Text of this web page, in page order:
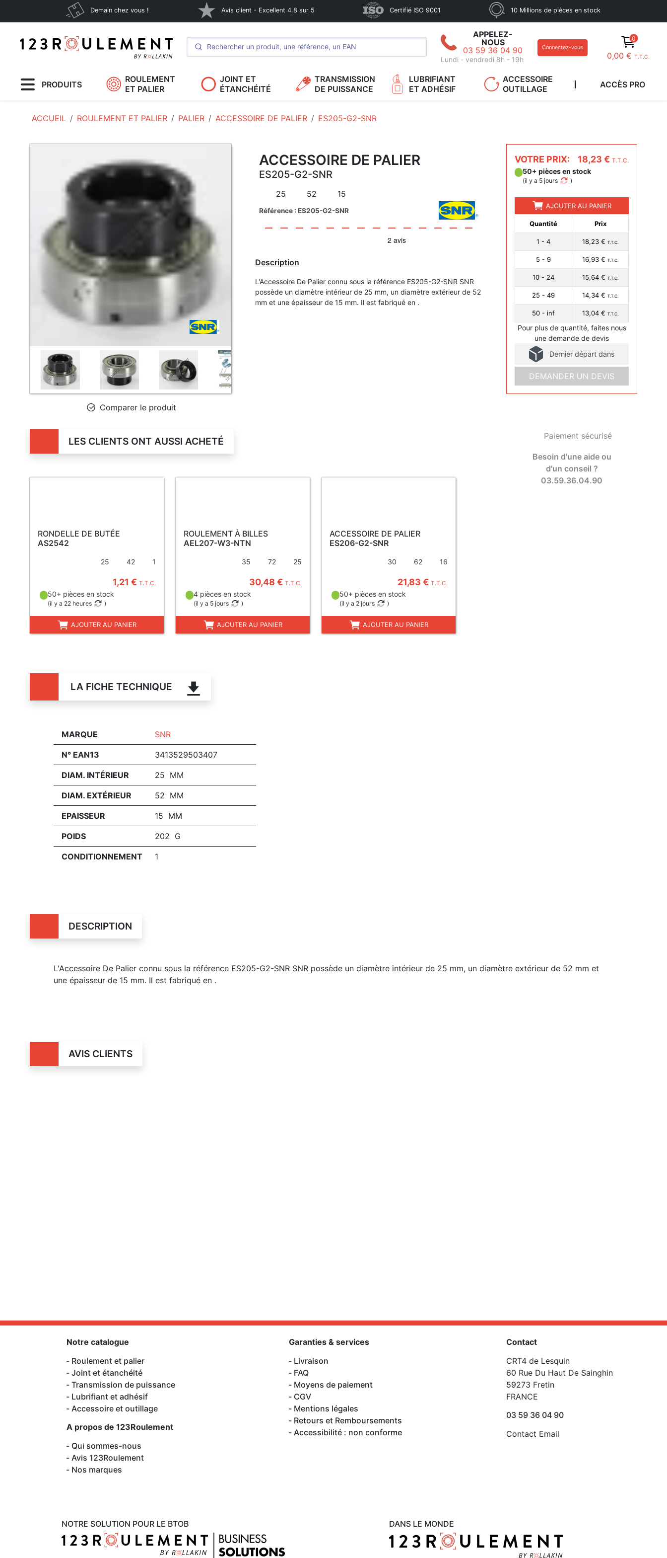
Demain chez vous ! Avis client - Excellent 4.8 sur 5 Certifié ISO 9001 10 Millions de pièces en stock
APPELEZ-
NOUS
03 59 36 04 90
Lundi - vendredi 8h - 19h
Connectez-vous
0
0,00 € T.T.C.
PRODUITS
ROULEMENT
ET PALIER
JOINT ET
ÉTANCHÉITÉ
TRANSMISSION
DE PUISSANCE
LUBRIFIANT
ET ADHÉSIF
ACCESSOIRE
OUTILLAGE
ACCÈS PRO
ACCUEIL ROULEMENT ET PALIER PALIER ACCESSOIRE DE PALIER ES205-G2-SNR
Comparer le produit
ACCESSOIRE DE PALIER
ES205-G2-SNR
25 52 15
Référence : ES205-G2-SNR
Description
L'Accessoire De Palier connu sous la référence ES205-G2-SNR SNR
possède un diamètre intérieur de 25 mm, un diamètre extérieur de 52
mm et une épaisseur de 15 mm. Il est fabriqué en .
VOTRE PRIX: 18,23 € T.T.C.
50+ pièces en stock
(il y a 5 jours )
AJOUTER AU PANIER
Quantité Prix
1 - 4 18,23 € T.T.C.
5 - 9 16,93 € T.T.C.
10 - 24 15,64 € T.T.C.
25 - 49 14,34 € T.T.C.
50 - inf 13,04 € T.T.C.
Pour plus de quantité, faites nous
une demande de devis
Dernier départ dans
DEMANDER UN DEVIS
Paiement sécurisé
Besoin d'une aide ou
d'un conseil ?
03.59.36.04.90
LES CLIENTS ONT AUSSI ACHETÉ
RONDELLE DE BUTÉE
AS2542
25 42 1
1,21 € T.T.C.
50+ pièces en stock
(il y a 22 heures )
AJOUTER AU PANIER
ROULEMENT À BILLES
AEL207-W3-NTN
35 72 25
30,48 € T.T.C.
4 pièces en stock
(il y a 5 jours )
AJOUTER AU PANIER
ACCESSOIRE DE PALIER
ES206-G2-SNR
30 62 16
21,83 € T.T.C.
50+ pièces en stock
(il y a 2 jours )
AJOUTER AU PANIER
LA FICHE TECHNIQUE
MARQUE SNR
N° EAN13 3413529503407
DIAM. INTÉRIEUR 25 MM
DIAM. EXTÉRIEUR 52 MM
EPAISSEUR 15 MM
POIDS 202 G
CONDITIONNEMENT 1
DESCRIPTION
L'Accessoire De Palier connu sous la référence ES205-G2-SNR SNR possède un diamètre intérieur de 25 mm, un diamètre extérieur de 52 mm et
une épaisseur de 15 mm. Il est fabriqué en .
AVIS CLIENTS
NOTRE SOLUTION POUR LE BTOB
Notre catalogue
Roulement et palier
Joint et étanchéité
Transmission de puissance
Lubrifiant et adhésif
Accessoire et outillage
A propos de 123Roulement
Qui sommes-nous
Avis 123Roulement
Nos marques
Garanties & services
Livraison
FAQ
Moyens de paiement
CGV
Mentions légales
Retours et Remboursements
Accessibilité : non conforme
Contact
CRT4 de Lesquin
60 Rue Du Haut De Sainghin
59273 Fretin
FRANCE
03 59 36 04 90
Contact Email
DANS LE MONDE